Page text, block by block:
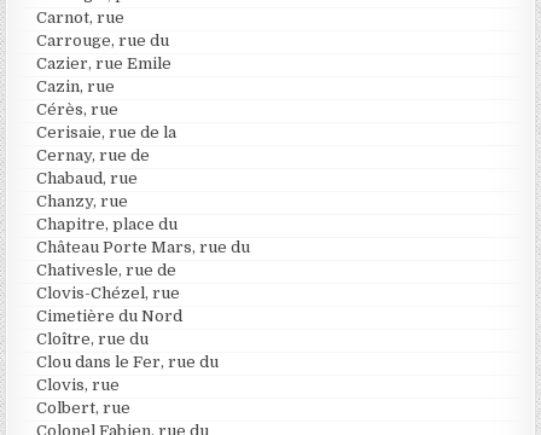
Carnot, rue
Carrouge, rue du
Cazier, rue Emile
Cazin, rue
Cérès, rue
Cerisaie, rue de la
Cernay, rue de
Chabaud, rue
Chanzy, rue
Chapitre, place du
Château Porte Mars, rue du
Chativesle, rue de
Clovis-Chézel, rue
Cimetière du Nord
Cloître, rue du
Clou dans le Fer, rue du
Clovis, rue
Colbert, rue
Colonel Fabien, rue du